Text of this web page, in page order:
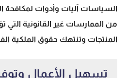
السياسات آليات وأدوات لمكافحة
من الممارسات غير القانونية
المنتجات وتنتهك حقوق الملكية
تسهيل الأعمال